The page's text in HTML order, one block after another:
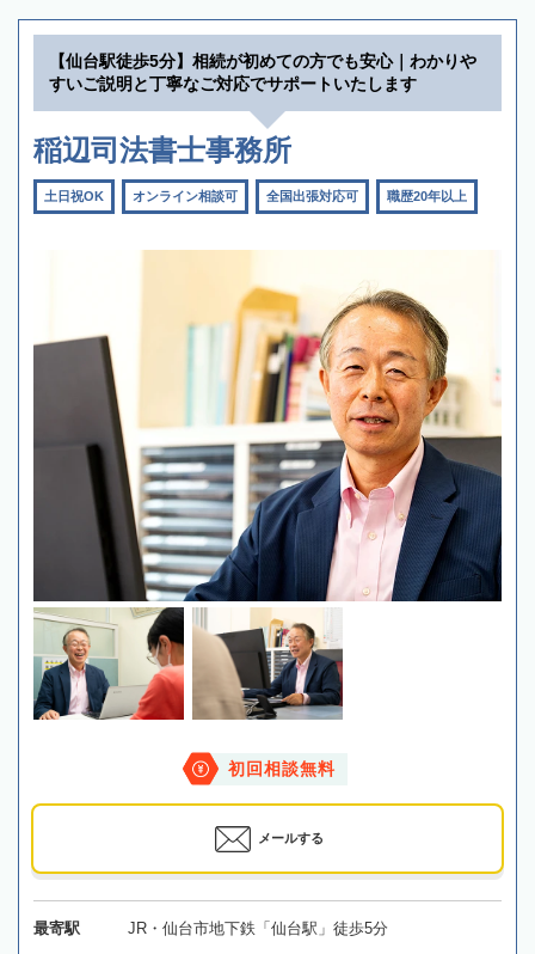
【仙台駅徒歩5分】相続が初めての方でも安心｜わかりや
すいご説明と丁寧なご対応でサポートいたします
稲辺司法書士事務所
土日祝OK オンライン相談可 全国出張対応可 職歴20年以上
初回相談無料
メールする
最寄駅 JR・仙台市地下鉄「仙台駅」徒歩5分